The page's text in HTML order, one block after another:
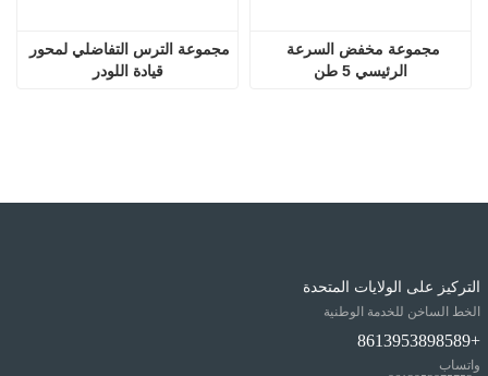
قيادة اللودر
الرئيسي 5 طن
التركيز على الولايات المتحدة
الخط الساخن للخدمة الوطنية
+8613953898589
واتساب